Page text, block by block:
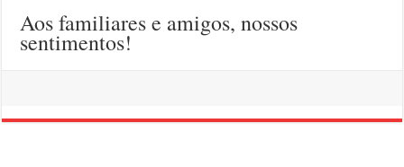
Aos familiares e amigos, nossos
sentimentos!